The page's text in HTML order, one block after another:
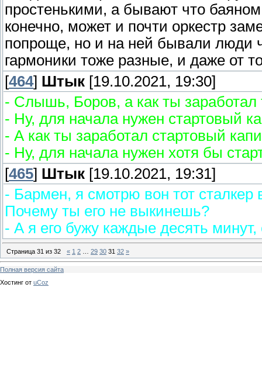
простенькими, а бывают что
конечно, может и почти оркестр
попроще, но и на ней бывали люди
гармоники тоже разные, и даже от
[464] Штык [19.10.2021, 19:30]
- Слышь, Боров, а как ты заработал
- Ну, для начала нужен стартовый
- А как ты заработал стартовый
- Ну, для начала нужен хотя бы
[465] Штык [19.10.2021, 19:31]
- Бармен, я смотрю вон тот сталкер
Почему ты его не выкинешь?
- А я его бужу каждые десять
Страница 31 из 32 « 1 2 29 30 31 32 »
Полная версия сайта
Хостинг от uCoz